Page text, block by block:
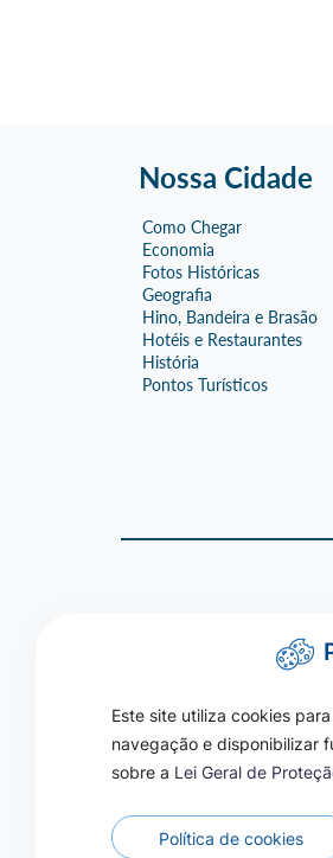
Nossa Cidade
Como Chegar
Economia
Fotos Históricas
Geografia
Hino, Bandeira e Brasão
Hotéis e Restaurantes
História
Pontos Turísticos
Este site utiliza cookies
navegação e disponibilizar
sobre a Lei Geral de
Política de cookies